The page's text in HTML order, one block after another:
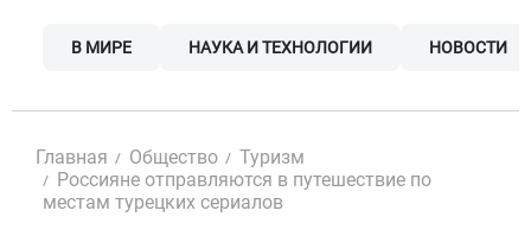
В МИРЕ НАУКА И ТЕХНОЛОГИИ НОВОСТИ
Главная Общество
Туризм
Россияне отправляются в путешествие по
местам турецких сериалов